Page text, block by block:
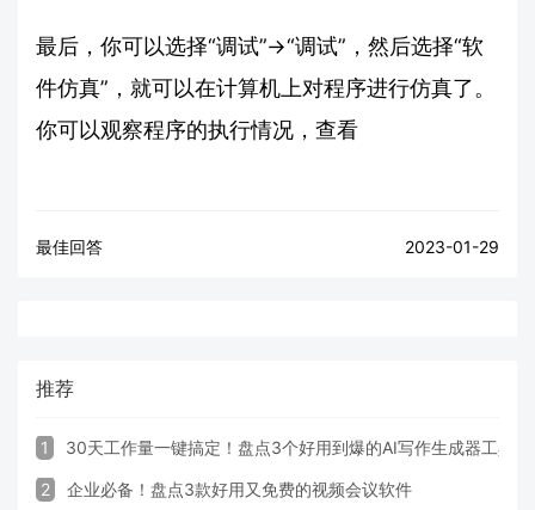
最后，你可以选择“调试”->“调试”，然后选择“软
件仿真”，就可以在计算机上对程序进行仿真了。
你可以观察程序的执行情况，查看
最佳回答 2023-01-29
推荐
1 30天工作量一键搞定！盘点3个好用到爆的AI写作生成器工具
2 企业必备！盘点3款好用又免费的视频会议软件